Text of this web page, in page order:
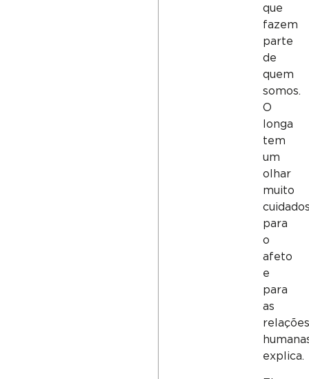
que
fazem
parte
de
quem
somos.
O
longa
tem
um
olhar
muito
para
o
afeto
e
para
as
explica.